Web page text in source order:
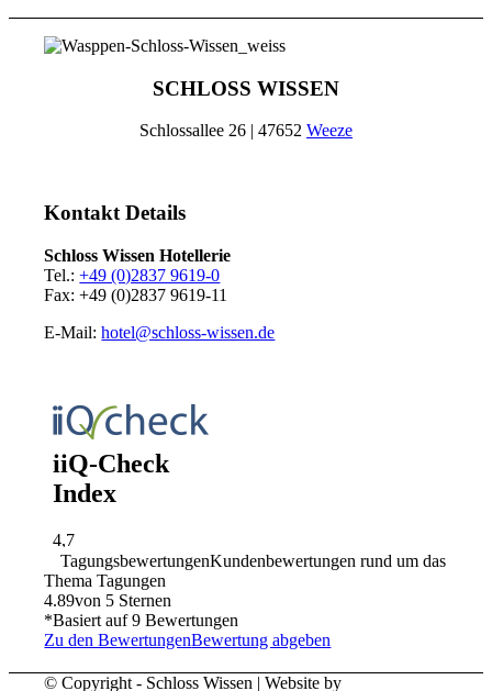
SCHLOSS WISSEN
Schlossallee 26 | 47652 Weeze
Kontakt Details
Schloss Wissen Hotellerie
Tel.:+49 (0)2837 9619-0
Fax: +49 (0)2837 9619-11
E-Mail:hotel@schloss-wissen.de
TagungsbewertungenKundenbewertungen rund um das
Thema Tagungen
4.89von 5 Sternen
*Basiert auf9 Bewertungen
Zu den BewertungenBewertung abgeben
© Copyright - Schloss Wissen | Website by